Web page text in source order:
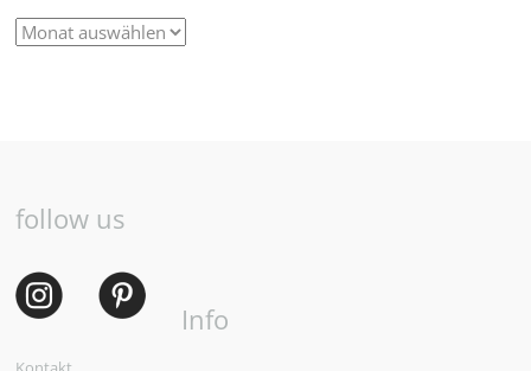
follow us
Info